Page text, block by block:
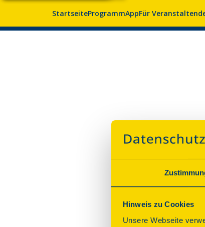
Hinweis zu Cookies
Unsere Webseite
StartseiteProgrammAppFür